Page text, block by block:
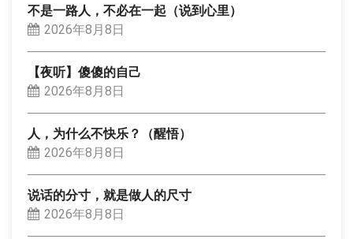
不是一路人，不必在一起（说到心里）
2026年8月8日
【夜听】傻傻的自己
2026年8月8日
人，为什么不快乐？（醒悟）
2026年8月8日
说话的分寸，就是做人的尺寸
2026年8月8日